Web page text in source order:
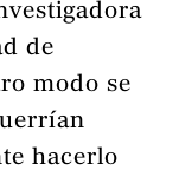
de
modo se
hacerlo